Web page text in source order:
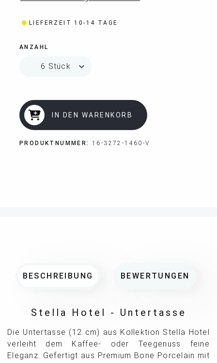
LIEFERZEIT 10-14 TAGE
ANZAHL
IN DEN WARENKORB
PRODUKTNUMMER: 16-3272-1460-V
BESCHREIBUNG BEWERTUNGEN
Stella Hotel - Untertasse
Die Untertasse (12 cm) aus Kollektion Stella Hotel
verleiht dem Kaffee- oder Teegenuss feine
Eleganz. Gefertigt aus Premium Bone Porcelain mit